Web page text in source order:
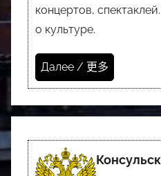
концертов,
о культуре.
Далее / 更多